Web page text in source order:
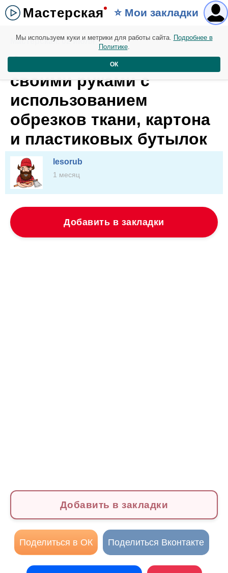
Мастерская ⭐️ Мои закладки
Мастерская. 02 июля
4 идеи для поделок
своими руками с
использованием
обрезков ткани, картона
и пластиковых бутылок
lesorub
1 месяц
Добавить в закладки
Добавить в закладки
Поделиться в ОК Поделиться Вконтакте
Мы используем куки и метрики для работы сайта. Подробнее в
Политике.
ОК